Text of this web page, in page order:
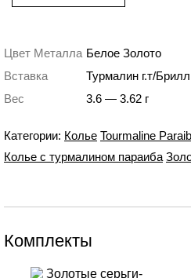
Цвет Металла Белое Золото
Вставка
Турмалин г.т/
Вес
3.6 — 3.62 г
Категории: Колье Tourmaline
Колье с турмалином параиба
Комплекты